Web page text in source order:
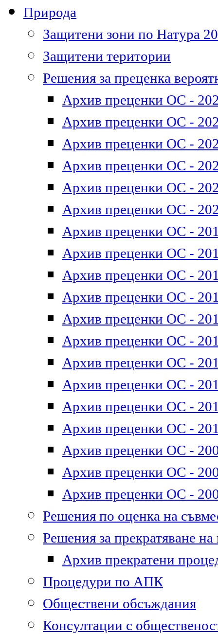
Природа
Защитени зони по Натура
Защитени територии
Решения за преценка
Архив преценки ОС -
Архив преценки ОС -
Архив преценки ОС -
Архив преценки ОС -
Архив преценки ОС -
Архив преценки ОС -
Архив преценки ОС -
Архив преценки ОС -
Архив преценки ОС -
Архив преценки ОС -
Архив преценки ОС -
Архив преценки ОС -
Архив преценки ОС -
Архив преценки ОС -
Архив преценки ОС -
Архив преценки ОС -
Архив преценки ОС -
Архив преценки ОС -
Архив преценки ОС -
Решения по оценка на
Решения за прекратяване
Архив прекратени
Процедури по АПК
Обществени обсъждания
Консултации с